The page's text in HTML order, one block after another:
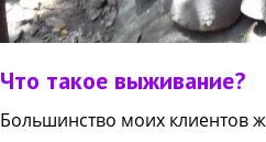
Что такое выживание?
Большинство моих клиентов